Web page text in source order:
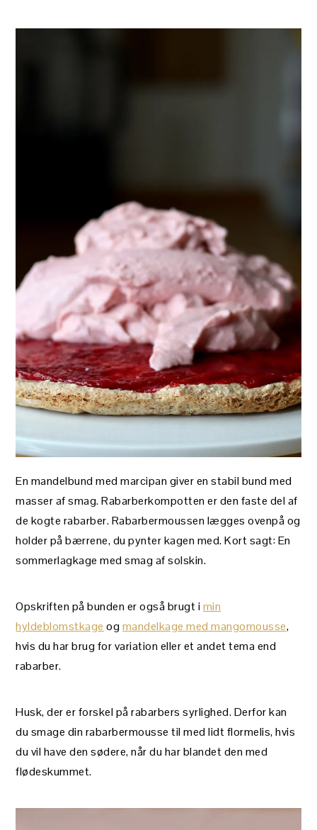
En mandelbund med marcipan giver en stabil bund med
masser af smag. Rabarberkompotten er den faste del af
de kogte rabarber. Rabarbermoussen lægges ovenpå og
holder på bærrene, du pynter kagen med. Kort sagt: En
sommerlagkage med smag af solskin.
Opskriften på bunden er også brugt imin
hyldeblomstkage og mandelkage med mangomousse,
hvis du har brug for variation eller et andet tema end
rabarber.
Husk, der er forskel på rabarbers syrlighed. Derfor kan
du smage din rabarbermousse til med lidt flormelis, hvis
du vil have den sødere, når du har blandet den med
flødeskummet.